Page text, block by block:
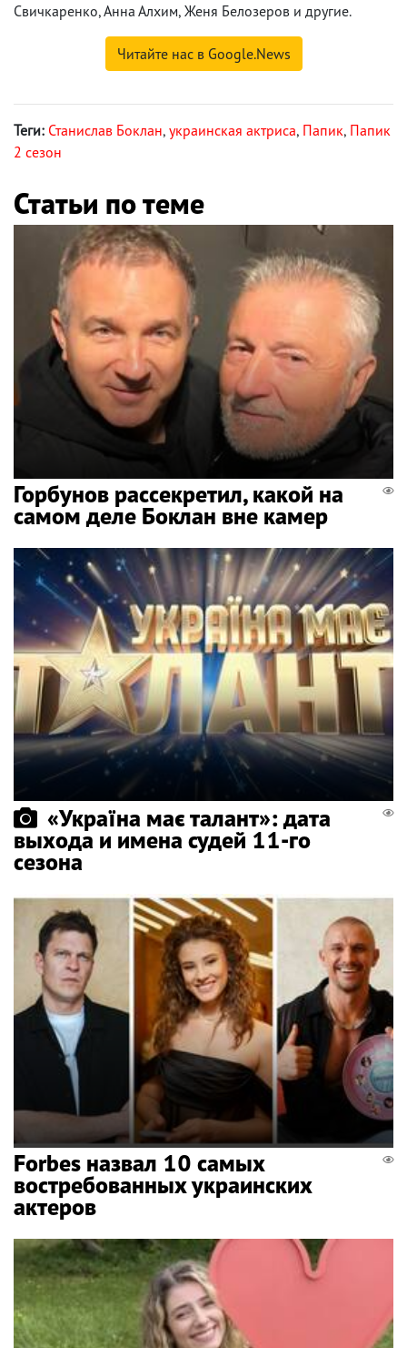
Свичкаренко, Анна Алхим, Женя Белозеров и другие.
Читайте нас в Google.News
Теги: Станислав Боклан, украинская актриса, Папик, Папик
2 сезон
Статьи по теме
Горбунов рассекретил, какой на
самом деле Боклан вне камер
«Україна має талант»: дата
выхода и имена судей 11-го
сезона
Forbes назвал 10 самых
востребованных украинских
актеров